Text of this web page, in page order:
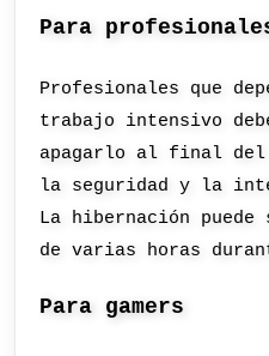
Para
Profesionales que
trabajo intensivo
apagarlo al final
la seguridad y la
La hibernación
de varias horas
Para gamers